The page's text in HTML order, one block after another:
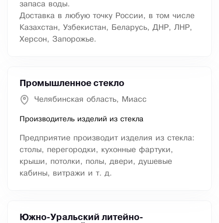
запаса воды.
Доставка в любую точку России, в том числе
Казахстан, Узбекистан, Беларусь, ДНР, ЛНР,
Херсон, Запорожье.
Промышленное стекло
Челябинская область, Миасс
Производитель изделий из стекла
Предприятие производит изделия из стекла:
столы, перегородки, кухонные фартуки,
крыши, потолки, полы, двери, душевые
кабины, витражи и т. д.
Южно-Уральский литейно-